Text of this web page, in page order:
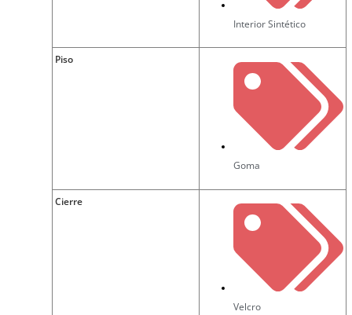
Interior Sintético
Piso
Goma
Cierre
Velcro